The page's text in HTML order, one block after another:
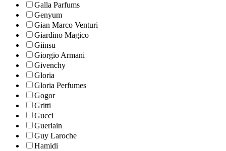
Galla Parfums
Genyum
Gian Marco Venturi
Giardino Magico
Giinsu
Giorgio Armani
Givenchy
Gloria
Gloria Perfumes
Gogor
Gritti
Gucci
Guerlain
Guy Laroche
Hamidi